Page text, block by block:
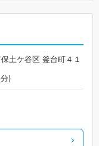
土ケ谷区 釜台町４１
)